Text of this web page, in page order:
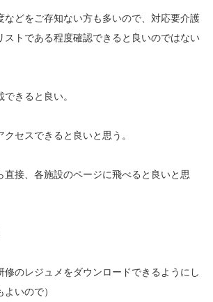
どをご存知ない方も多いので、対応要介護
ストである程度確認できると良いのではない
きると良い。
セスできると良いと思う。
接、各施設のページに飛べると良いと思
のレジュメをダウンロードできるようにし
いので）